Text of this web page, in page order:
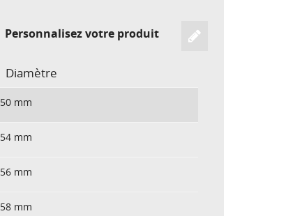
Personnalisez votre produit
Diamètre
50 mm
54 mm
56 mm
58 mm